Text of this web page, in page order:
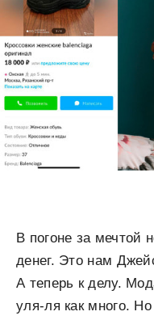
В погоне за мечтой
денег. Это нам
А теперь к делу.
уля-ля как много.